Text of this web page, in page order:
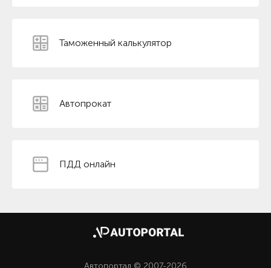
Таможенный калькулятор
Автопрокат
ПДД онлайн
Автопортал © 2007-2026